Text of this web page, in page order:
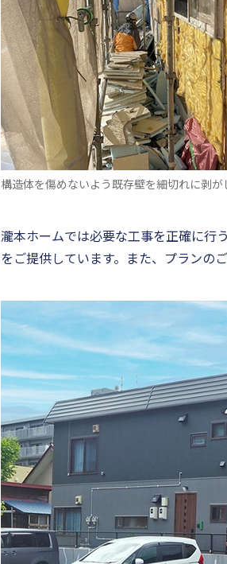
構造体を傷めないよう既存壁を細切れに剥
瀧本ホームでは必要な工事を正確に行
をご提供しています。また、プランの